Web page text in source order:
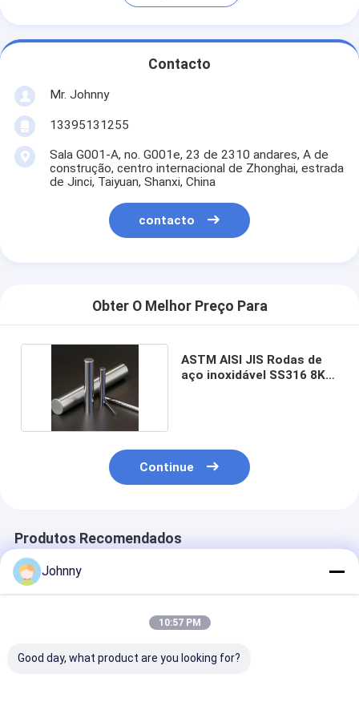
Contacto
Mr. Johnny
13395131255
Sala G001-A, no. G001e, 23 de 2310 andares, A de
construção, centro internacional de Zhonghai, estrada
de Jinci, Taiyuan, Shanxi, China
contacto
Obter O Melhor Preço Para
ASTM AISI JIS Rodas de
aço inoxidável SS316 8K
Continue
Produtos Recomendados
Johnny
10:57 PM
Good day, what product are you looking for?